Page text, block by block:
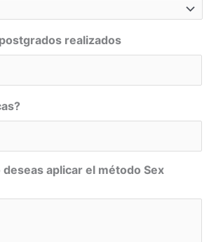
realizados
deseas aplicar el método Sex